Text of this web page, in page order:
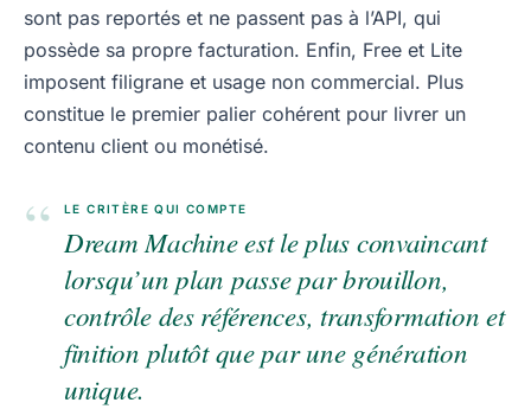
sont pas reportés et ne passent pas à l’API, qui
possède sa propre facturation. Enfin, Free et Lite
imposent filigrane et usage non commercial. Plus
constitue le premier palier cohérent pour livrer un
contenu client ou monétisé.
“ LE CRITÈRE QUI COMPTE
Dream Machine est le plus convaincant
lorsqu’un plan passe par brouillon,
contrôle des références, transformation et
finition plutôt que par une génération
unique.